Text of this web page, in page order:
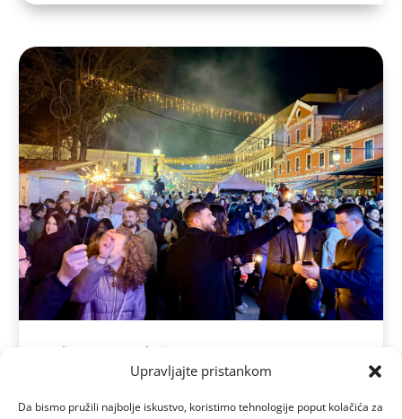
Upravljajte pristankom
Da bismo pružili najbolje iskustvo, koristimo tehnologije poput kolačića za
Bosutske bećare